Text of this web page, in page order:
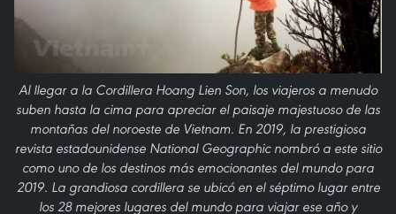
Al llegar a la Cordillera Hoang Lien Son, los viajeros a menudo
suben hasta la cima para apreciar el paisaje majestuoso de las
montañas del noroeste de Vietnam. En 2019, la prestigiosa
revista estadounidense National Geographic nombró a este sitio
como uno de los destinos más emocionantes del mundo para
2019. La grandiosa cordillera se ubicó en el séptimo lugar entre
los 28 mejores lugares del mundo para viajar ese año y